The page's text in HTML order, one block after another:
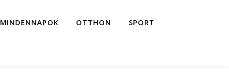
MINDENNAPOK OTTHON SPORT